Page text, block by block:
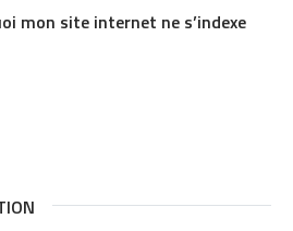
mon site internet ne s’indexe